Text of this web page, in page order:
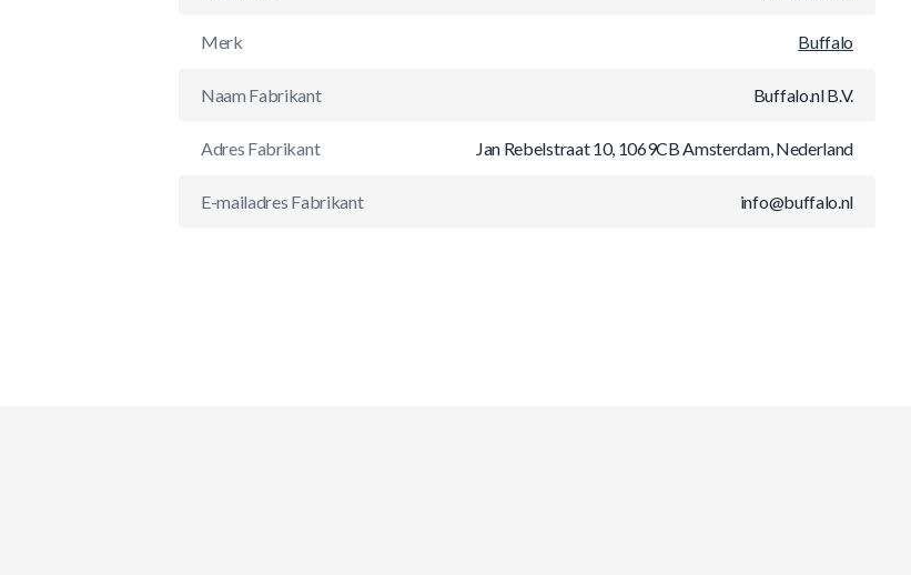
Merk Buffalo
Naam Fabrikant Buffalo.nl B.V.
Adres Fabrikant Jan Rebelstraat 10, 1069CB Amsterdam, Nederland
E-mailadres Fabrikant info@buffalo.nl